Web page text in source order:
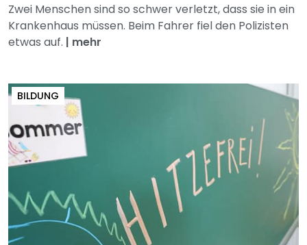
Zwei Menschen sind so schwer verletzt, dass sie in ein
Krankenhaus müssen. Beim Fahrer fiel den Polizisten
etwas auf. | mehr
BILDUNG